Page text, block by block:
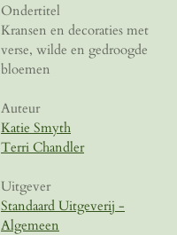
Ondertitel
Kransen en decoraties met
verse, wilde en gedroogde
bloemen
Auteur
Katie Smyth
Terri Chandler
Uitgever
Standaard Uitgeverij -
Algemeen